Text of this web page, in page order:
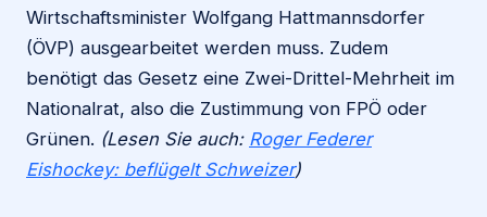
Wirtschaftsminister Wolfgang Hattmannsdorfer
(ÖVP) ausgearbeitet werden muss. Zudem
benötigt das Gesetz eine Zwei-Drittel-Mehrheit im
Nationalrat, also die Zustimmung von FPÖ oder
Grünen. (Lesen Sie auch: Roger Federer
Eishockey: beflügelt Schweizer)